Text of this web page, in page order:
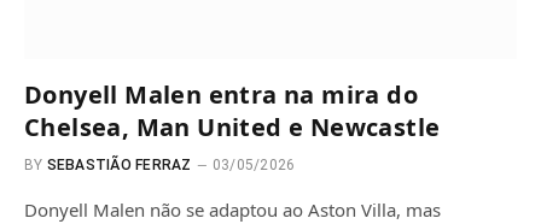
Donyell Malen entra na mira do
Chelsea, Man United e Newcastle
BY SEBASTIÃO FERRAZ 03/05/2026
Donyell Malen não se adaptou ao Aston Villa, mas